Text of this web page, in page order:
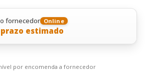
fornecedor Online
estimado
por encomenda a fornecedor